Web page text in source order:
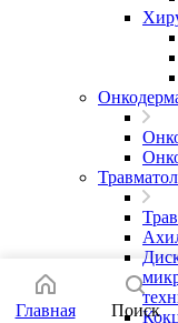
Главная Поиск